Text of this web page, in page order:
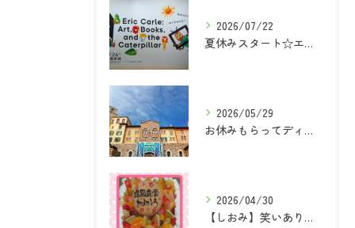
2026/07/22
夏休みスタート☆エリックカール展に行ってきた！
2026/05/29
お休みもらってディズニーシーへ行ってきました！
2026/04/30
【しおみ】笑いあり、感動あり！『進学・進級おめでとうの会』を開催しました♪